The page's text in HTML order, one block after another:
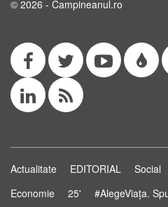
© 2026 - Campineanul.ro
Actualitate EDITORIAL Social
Economie
25' #AlegeViața.